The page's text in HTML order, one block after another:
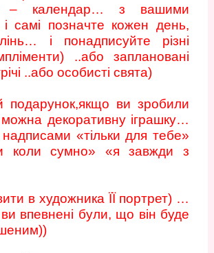
– календар… з вашими
самі позначте кожен день,
і понадписуйте різні
..або заплановані
..або особисті свята)
подарунок,якщо ви зробили
декоративну іграшку…
«тільки для тебе»
коли сумно» «я завжди з
в художника ЇЇ портрет) …
впевнені були, що він буде